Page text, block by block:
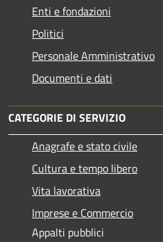
Enti e fondazioni
Politici
Personale Amministrativo
Documenti e dati
CATEGORIE DI SERVIZIO
Anagrafe e stato civile
Cultura e tempo libero
Vita lavorativa
Imprese e Commercio
Appalti pubblici